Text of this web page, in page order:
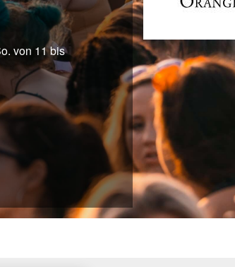
von 11 bis